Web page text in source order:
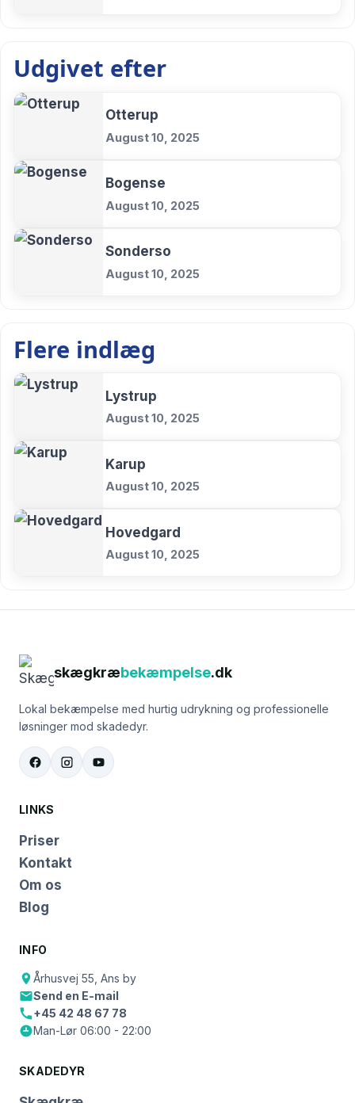
Udgivet efter
Otterup
August 10, 2025
Bogense
August 10, 2025
Sonderso
August 10, 2025
Flere indlæg
Lystrup
August 10, 2025
Karup
August 10, 2025
Hovedgard
August 10, 2025
skægkræbekæmpelse.dk
Lokal bekæmpelse med hurtig udrykning og professionelle
løsninger mod skadedyr.
LINKS
Priser
Kontakt
Om os
Blog
INFO
Århusvej 55, Ans by
Send en E-mail
+45 42 48 67 78
Man-Lør 06:00 - 22:00
SKADEDYR